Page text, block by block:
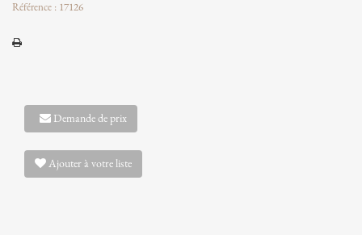
Référence : 17126
Demande de prix
Ajouter à votre liste